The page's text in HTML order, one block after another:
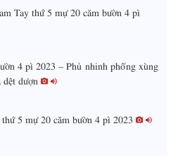
%
i
Tay thứ 5 mự 20 căm bườn 4 pì
4 pì 2023 – Phủ nhinh phổng xùng
dượn
5 mự 20 căm bườn 4 pì 2023